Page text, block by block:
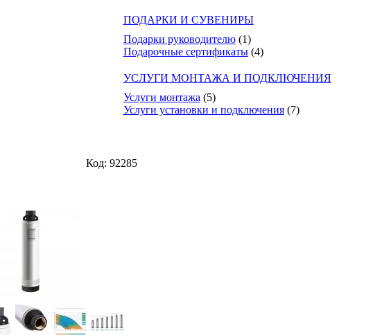
ПОДАРКИ И СУВЕНИРЫ
Подарки руководителю (1)
Подарочные сертификаты (4)
УСЛУГИ МОНТАЖА И ПОДКЛЮЧЕНИЯ
Услуги монтажа (5)
Услуги установки и подключения (7)
Код: 92285